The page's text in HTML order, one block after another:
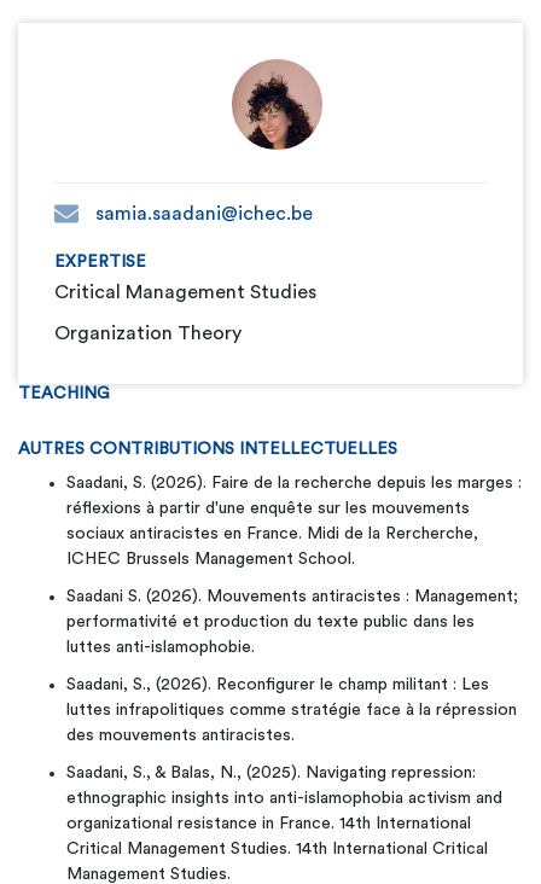
samia.saadani@ichec.be
EXPERTISE
Critical Management Studies
Organization Theory
TEACHING
AUTRES CONTRIBUTIONS INTELLECTUELLES
Saadani, S. (2026). Faire de la recherche depuis les marges :
réflexions à partir d'une enquête sur les mouvements
sociaux antiracistes en France. Midi de la Rercherche,
ICHEC Brussels Management School.
Saadani S. (2026). Mouvements antiracistes : Management;
performativité et production du texte public dans les
luttes anti-islamophobie.
Saadani, S., (2026). Reconfigurer le champ militant : Les
luttes infrapolitiques comme stratégie face à la répression
des mouvements antiracistes.
Saadani, S., & Balas, N., (2025). Navigating repression:
ethnographic insights into anti-islamophobia activism and
organizational resistance in France. 14th International
Critical Management Studies. 14th International Critical
Management Studies.